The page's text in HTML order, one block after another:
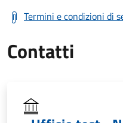
Termini e condizioni di
Contatti